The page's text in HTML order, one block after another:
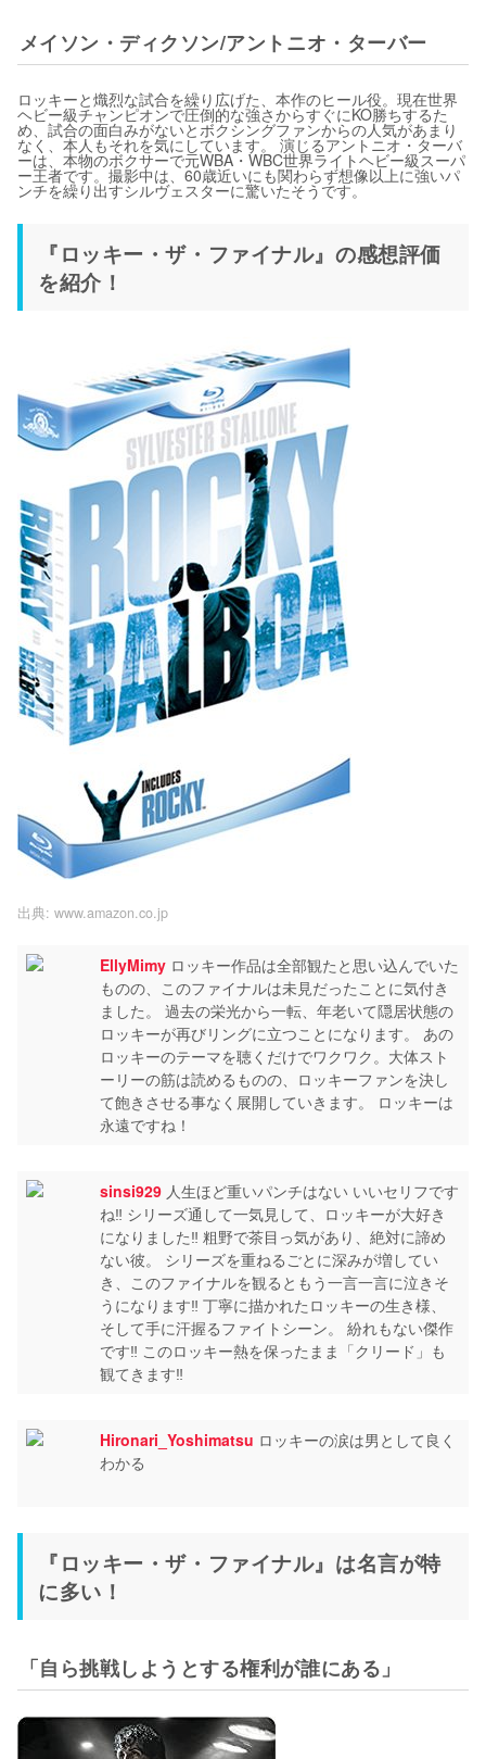
メイソン・ディクソン/アントニオ・ターバー
ロッキーと熾烈な試合を繰り広げた、本作のヒール役。現在世界
ヘビー級チャンピオンで圧倒的な強さからすぐにKO勝ちするた
め、試合の面白みがないとボクシングファンからの人気があまり
なく、本人もそれを気にしています。 演じるアントニオ・ターバ
ーは、本物のボクサーで元WBA・WBC世界ライトヘビー級スーパ
ー王者です。撮影中は、60歳近いにも関わらず想像以上に強いパ
ンチを繰り出すシルヴェスターに驚いたそうです。
『ロッキー・ザ・ファイナル』の感想評価
を紹介！
出典: www.amazon.co.jp
EllyMimy ロッキー作品は全部観たと思い込んでいた
ものの、このファイナルは未見だったことに気付き
ました。 過去の栄光から一転、年老いて隠居状態の
ロッキーが再びリングに立つことになります。 あの
ロッキーのテーマを聴くだけでワクワク。大体スト
ーリーの筋は読めるものの、ロッキーファンを決し
て飽きさせる事なく展開していきます。 ロッキーは
永遠ですね！
sinsi929 人生ほど重いパンチはない いいセリフです
ね‼︎ シリーズ通して一気見して、ロッキーが大好き
になりました‼︎ 粗野で茶目っ気があり、絶対に諦め
ない彼。 シリーズを重ねるごとに深みが増してい
き、このファイナルを観るともう一言一言に泣きそ
うになります‼︎ 丁寧に描かれたロッキーの生き様、
そして手に汗握るファイトシーン。 紛れもない傑作
です‼︎ このロッキー熱を保ったまま「クリード」も
観てきます‼︎
Hironari_Yoshimatsu ロッキーの涙は男として良く
わかる
『ロッキー・ザ・ファイナル』は名言が特
に多い！
「自ら挑戦しようとする権利が誰にある」